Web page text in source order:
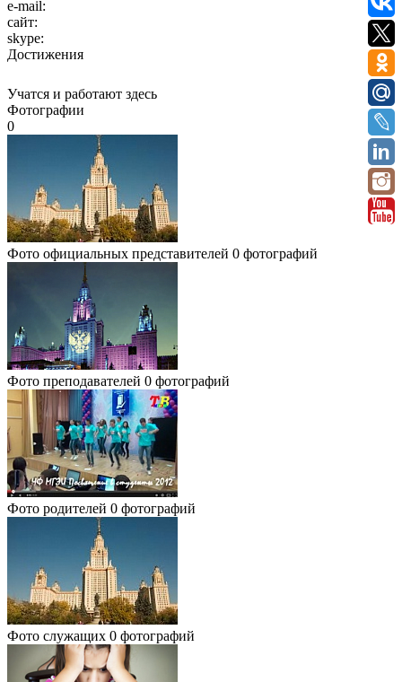
e-mail:
сайт:
skype:
Достижения
Учатся и работают здесь
Фотографии
0
Фото официальных представителей 0 фотографий
Фото преподавателей 0 фотографий
Фото родителей 0 фотографий
Фото служащих 0 фотографий